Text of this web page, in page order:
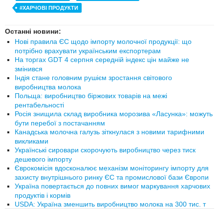
#ХАРЧОВІ ПРОДУКТИ
Останні новини:
Нові правила ЄС щодо імпорту молочної продукції: що
потрібно врахувати українським експортерам
На торгах GDT 4 серпня середній індекс цін майже не
змінився
Індія стане головним рушієм зростання світового
виробництва молока
Польща: виробництво біржових товарів на межі
рентабельності
Росія знищила склад виробника морозива «Ласунка»: можуть
бути перебої з постачанням
Канадська молочна галузь зіткнулася з новими тарифними
викликами
Українські сировари скорочують виробництво через тиск
дешевого імпорту
Єврокомісія вдосконалює механізм моніторингу імпорту для
захисту внутрішнього ринку ЄС та промислової бази Європи
Україна повертається до повних вимог маркування харчових
продуктів і кормів
USDA: Україна зменшить виробництво молока на 300 тис. т